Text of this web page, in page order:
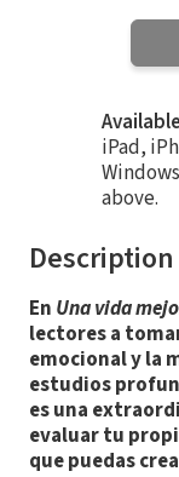
iPad,
above.
Description
En Una vida
lectores a
emocional y la
estudios
es una
evaluar tu
que puedas